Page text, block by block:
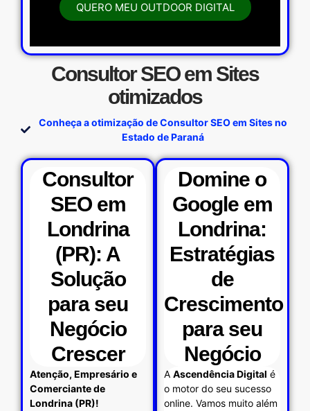
QUERO MEU OUTDOOR DIGITAL
Consultor SEO em Sites
otimizados
Conheça a otimização de Consultor SEO em Sites no
Estado de Paraná
Domine o
Google em
Londrina:
Estratégias
de
Crescimento
para seu
Negócio
A Ascendência Digital é
o motor do seu sucesso
online. Vamos muito além
Consultor
SEO em
Londrina
(PR): A
Solução
para seu
Negócio
Crescer
Atenção, Empresário e
Comerciante de
Londrina (PR)!